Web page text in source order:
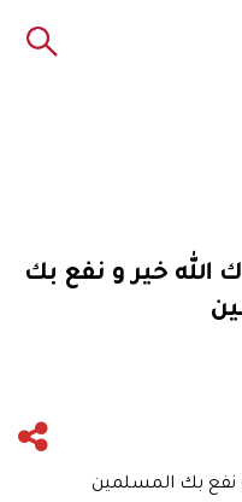
الله خير و نفع بك
نفع بك المسلمين